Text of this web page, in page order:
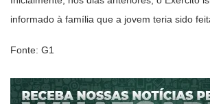
informado à família que a jovem teria sido
Fonte: G1